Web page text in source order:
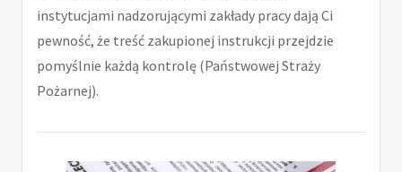
instytucjami nadzorującymi zakłady pracy dają Ci
pewność, że treść zakupionej instrukcji przejdzie
pomyślnie każdą kontrolę (Państwowej Straży
Pożarnej).